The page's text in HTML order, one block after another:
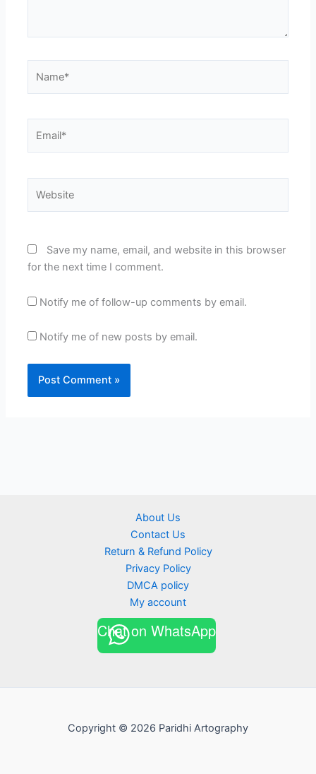
Save my name, email, and website in this browser
for the next time I comment.
Notify me of follow-up comments by email.
Notify me of new posts by email.
About Us
Contact Us
Return & Refund Policy
Privacy Policy
DMCA policy
My account
Chat on WhatsApp
Copyright © 2026 Paridhi Artography